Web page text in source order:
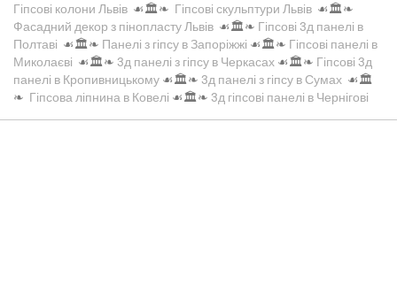
Гіпсові колони Львів ☙🏛️❧ Гіпсові скульптури Львів ☙🏛️❧
Фасадний декор з пінопласту Львів ☙🏛️❧ Гіпсові 3д панелі в
Полтаві ☙🏛️❧ Панелі з гіпсу в Запоріжжі ☙🏛️❧ Гіпсові панелі в
Миколаєві ☙🏛️❧ 3д панелі з гіпсу в Черкасах ☙🏛️❧ Гіпсові 3д
панелі в Кропивницькому ☙🏛️❧ 3д панелі з гіпсу в Сумах ☙🏛️
❧ Гіпсова ліпнина в Ковелі ☙🏛️❧ 3д гіпсові панелі в Чернігові